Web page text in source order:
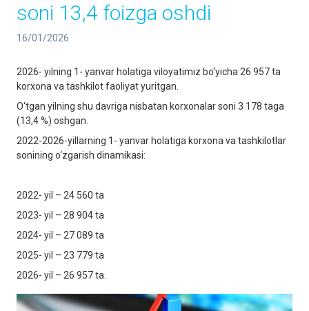
soni 13,4 foizga oshdi
16/01/2026
2026- yilning 1- yanvar holatiga viloyatimiz bo‘yicha 26 957 ta
korxona va tashkilot faoliyat yuritgan.
O‘tgan yilning shu davriga nisbatan korxonalar soni 3 178 taga
(13,4 %) oshgan.
2022-2026-yillarning 1- yanvar holatiga korxona va tashkilotlar
sonining o‘zgarish dinamikasi:
2022- yil – 24 560 ta
2023- yil – 28 904 ta
2024- yil – 27 089 ta
2025- yil – 23 779 ta
2026- yil – 26 957 ta.